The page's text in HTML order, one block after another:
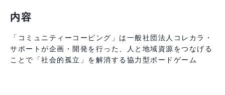
内容
「コミュニティーコーピング」は一般社団法人コレカラ・
サポートが企画・開発を行った、人と地域資源をつなげる
ことで「社会的孤立」を解消する協力型ボードゲーム